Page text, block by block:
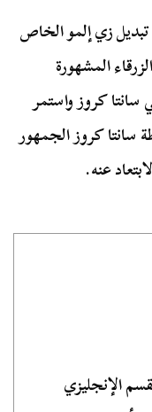
زي إلمو الخاص
المشهورة
ساندلر في سانتا كروز واستمر
كروز الجمهور
عنه.
الإنجليزي